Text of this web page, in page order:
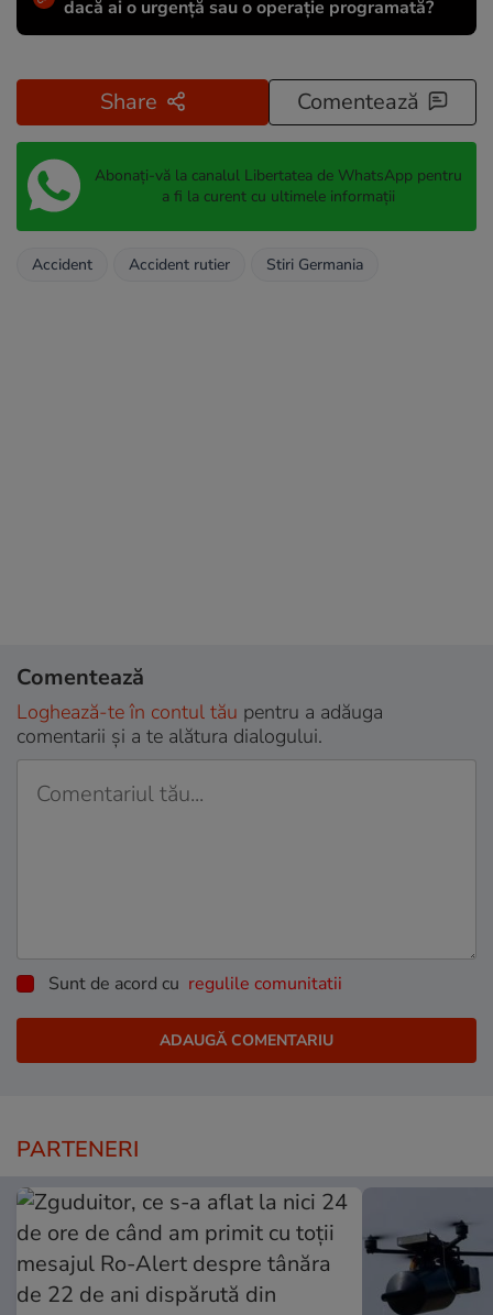
dacă ai o urgență sau o operație programată?
Share Comentează
Abonați-vă la canalul Libertatea de WhatsApp pentru
a fi la curent cu ultimele informații
Accident Accident rutier Stiri Germania
Comentează
Loghează-te în contul tău pentru a adăuga
comentarii și a te alătura dialogului.
Sunt de acord cu regulile comunitatii
PARTENERI